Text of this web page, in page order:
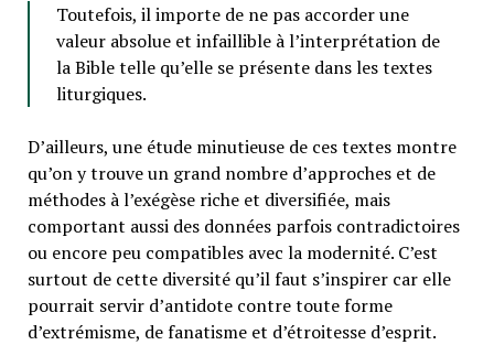
Toutefois, il importe de ne pas accorder une
valeur absolue et infaillible à l’interprétation de
la Bible telle qu’elle se présente dans les textes
liturgiques.
D’ailleurs, une étude minutieuse de ces textes montre
qu’on y trouve un grand nombre d’approches et de
méthodes à l’exégèse riche et diversifiée, mais
comportant aussi des données parfois contradictoires
ou encore peu compatibles avec la modernité. C’est
surtout de cette diversité qu’il faut s’inspirer car elle
pourrait servir d’antidote contre toute forme
d’extrémisme, de fanatisme et d’étroitesse d’esprit.